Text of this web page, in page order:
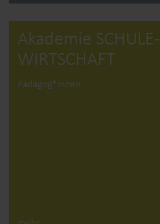
Akademie SCHULE­
WIRTSCHAFT
Pädagog*innen